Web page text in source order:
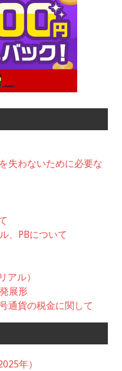
失わないために必要な
、PBについて
アル）
展形
通貨の税金に関して
年）